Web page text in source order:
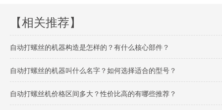
【相关推荐】
自动打螺丝的机器构造是怎样的？有什么核心部件？
自动打螺丝的机器叫什么名字？如何选择适合的型号？
自动打螺丝机价格区间多大？性价比高的有哪些推荐？